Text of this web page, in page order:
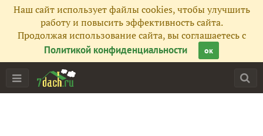
Наш сайт использует файлы cookies, чтобы улучшить
работу и повысить эффективность сайта.
Продолжая использование сайта, вы соглашаетесь с
Политикой конфиденциальности
ок